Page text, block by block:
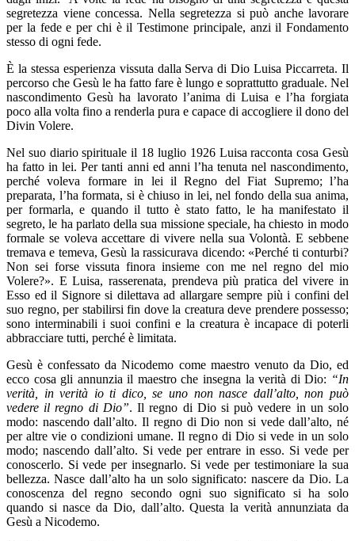
segretezza viene concessa. Nella segretezza si può anche lavorare
per la fede e per chi è il Testimone principale, anzi il Fondamento
stesso di ogni fede.
È la stessa esperienza vissuta dalla Serva di Dio Luisa Piccarreta. Il
percorso che Gesù le ha fatto fare è lungo e soprattutto graduale. Nel
nascondimento Gesù ha lavorato l’anima di Luisa e l’ha forgiata
poco alla volta fino a renderla pura e capace di accogliere il dono del
Divin Volere.
Nel suo diario spirituale il 18 luglio 1926 Luisa racconta cosa Gesù
ha fatto in lei. Per tanti anni ed anni l’ha tenuta nel nascondimento,
perché voleva formare in lei il Regno del Fiat Supremo; l’ha
preparata, l’ha formata, si è chiuso in lei, nel fondo della sua anima,
per formarla, e quando il tutto è stato fatto, le ha manifestato il
segreto, le ha parlato della sua missione speciale, ha chiesto in modo
formale se voleva accettare di vivere nella sua Volontà. E sebbene
tremava e temeva, Gesù la rassicurava dicendo: «Perché ti conturbi?
Non sei forse vissuta finora insieme con me nel regno del mio
Volere?». E Luisa, rasserenata, prendeva più pratica del vivere in
Esso ed il Signore si dilettava ad allargare sempre più i confini del
suo regno, per stabilirsi fin dove la creatura deve prendere possesso;
sono interminabili i suoi confini e la creatura è incapace di poterli
abbracciare tutti, perché è limitata.
Gesù è confessato da Nicodemo come maestro venuto da Dio, ed
ecco cosa gli annunzia il maestro che insegna la verità di Dio: “In
verità, in verità io ti dico, se uno non nasce dall’alto, non può
vedere il regno di Dio”. Il regno di Dio si può vedere in un solo
modo: nascendo dall’alto. Il regno di Dio non si vede dall’alto, né
per altre vie o condizioni umane. Il regno di Dio si vede in un solo
modo; nascendo dall’alto. Si vede per entrare in esso. Si vede per
conoscerlo. Si vede per insegnarlo. Si vede per testimoniare la sua
bellezza. Nasce dall’alto ha un solo significato: nascere da Dio. La
conoscenza del regno secondo ogni suo significato si ha solo
quando si nasce da Dio, dall’alto. Questa la verità annunziata da
Gesù a Nicodemo.